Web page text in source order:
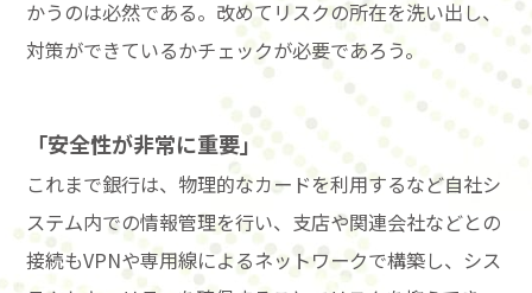
かうのは必然である。改めてリスクの所在を洗い出し、
対策ができているかチェックが必要であろう。
「安全性が非常に重要」
これまで銀行は、物理的なカードを利用するなど自社シ
ステム内での情報管理を行い、支店や関連会社などとの
接続もVPNや専用線によるネットワークで構築し、シス